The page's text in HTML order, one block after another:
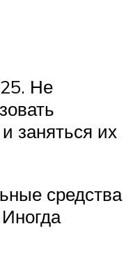
Не
заняться их
средства